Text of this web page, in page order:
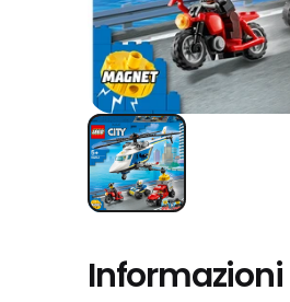
Informazioni